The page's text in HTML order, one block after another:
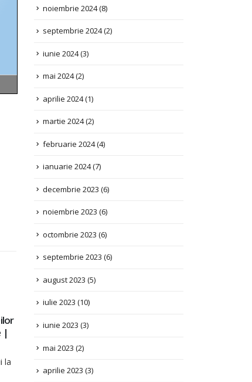
Information for the List of Issues, for UN
Committee on the Rights of Persons with
Disabilities in the context of the review of
combined second and third periodic
Information for the List of Issues for UN
septembrie 2024(2)
iunie 2024(3)
mai 2024(2)
aprilie 2024(1)
martie 2024 (2)
februarie 2024
ianuarie 2024(7)
decembrie 2023(6)
noiembrie 2023(6)
octombrie 2023 (6)
septembrie 2023(6)
august 2023 (5)
iulie 2023(10)
iunie 2023(3)
mai 2023(2)
aprilie 2023(3)
martie 2023 (5)